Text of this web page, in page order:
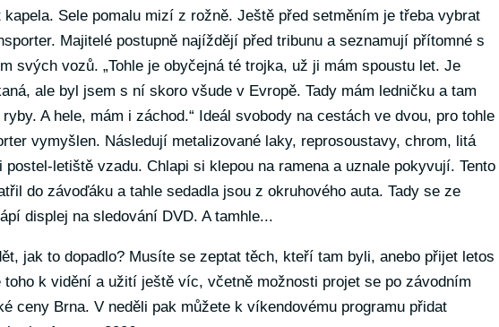
kapela. Sele pomalu mizí z rožně. Ještě před setměním je třeba vybrat
Majitelé postupně najíždějí před tribunu a seznamují přítomné s
svých vozů. „Tohle je obyčejná té trojka, už ji mám spoustu let. Je
ale byl jsem s ní skoro všude v Evropě. Tady mám ledničku a tam
A hele, mám i záchod.“ Ideál svobody na cestách ve dvou, pro tohle
vymyšlen. Následují metalizované laky, reprosoustavy, chrom, litá
postel-letiště vzadu. Chlapi si klepou na ramena a uznale pokyvují. Tento
do závoďáku a tahle sedadla jsou z okruhového auta. Tady se ze
displej na sledování DVD. A tamhle...
jak to dopadlo? Musíte se zeptat těch, kteří tam byli, anebo přijet letos
toho k vidění a užití ještě víc, včetně možnosti projet se po závodním
ceny Brna. V neděli pak můžete k víkendovému programu přidat